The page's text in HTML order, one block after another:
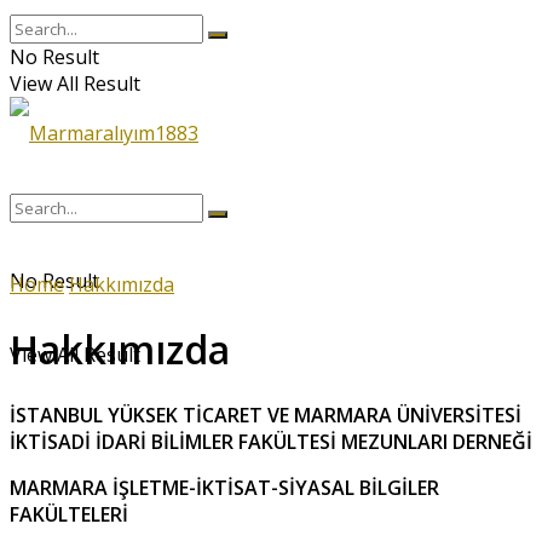
No Result
View All Result
No Result
View All Result
HomeHakkımızda
Hakkımızda
İSTANBUL YÜKSEK TİCARET VE MARMARA ÜNİVERSİTESİ
İKTİSADİ İDARİ BİLİMLER FAKÜLTESİ MEZUNLARI DERNEĞİ
MARMARA İŞLETME-İKTİSAT-SİYASAL BİLGİLER
FAKÜLTELERİ